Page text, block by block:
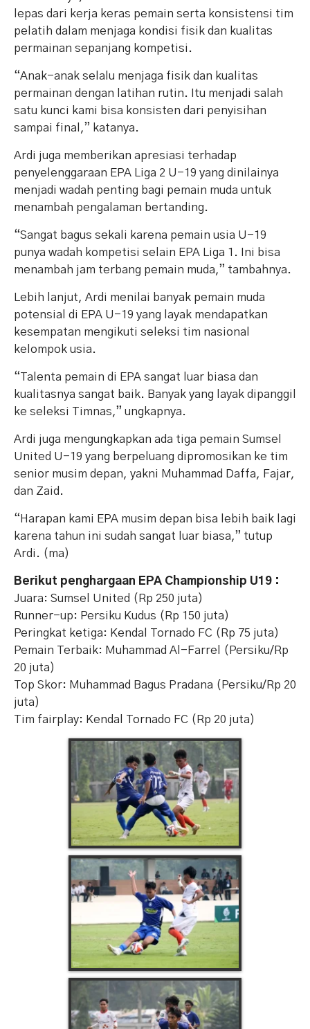
lepas dari kerja keras pemain serta konsistensi tim
pelatih dalam menjaga kondisi fisik dan kualitas
permainan sepanjang kompetisi.
“Anak-anak selalu menjaga fisik dan kualitas
permainan dengan latihan rutin. Itu menjadi salah
satu kunci kami bisa konsisten dari penyisihan
sampai final,” katanya.
Ardi juga memberikan apresiasi terhadap
penyelenggaraan EPA Liga 2 U-19 yang dinilainya
menjadi wadah penting bagi pemain muda untuk
menambah pengalaman bertanding.
“Sangat bagus sekali karena pemain usia U-19
punya wadah kompetisi selain EPA Liga 1. Ini bisa
menambah jam terbang pemain muda,” tambahnya.
Lebih lanjut, Ardi menilai banyak pemain muda
potensial di EPA U-19 yang layak mendapatkan
kesempatan mengikuti seleksi tim nasional
kelompok usia.
“Talenta pemain di EPA sangat luar biasa dan
kualitasnya sangat baik. Banyak yang layak dipanggil
ke seleksi Timnas,” ungkapnya.
Ardi juga mengungkapkan ada tiga pemain Sumsel
United U-19 yang berpeluang dipromosikan ke tim
senior musim depan, yakni Muhammad Daffa, Fajar,
dan Zaid.
“Harapan kami EPA musim depan bisa lebih baik lagi
karena tahun ini sudah sangat luar biasa,” tutup
Ardi. (ma)
Berikut penghargaan EPA Championship U19 :
Juara: Sumsel United (Rp 250 juta)
Runner-up: Persiku Kudus (Rp 150 juta)
Peringkat ketiga: Kendal Tornado FC (Rp 75 juta)
Pemain Terbaik: Muhammad Al-Farrel (Persiku/Rp
20 juta)
Top Skor: Muhammad Bagus Pradana (Persiku/Rp 20
juta)
Tim fairplay: Kendal Tornado FC (Rp 20 juta)